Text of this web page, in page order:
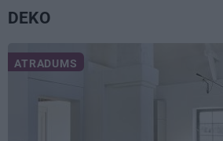
DEKO
ATRADUMS